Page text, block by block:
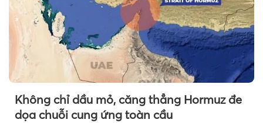
Không chỉ dầu mỏ, căng thẳng Hormuz đe
dọa chuỗi cung ứng toàn cầu